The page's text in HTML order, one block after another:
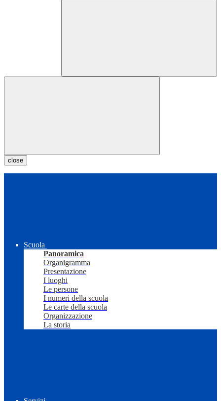
close
Scuola
Panoramica
Organigramma
Presentazione
I luoghi
Le persone
I numeri della scuola
Le carte della scuola
Organizzazione
La storia